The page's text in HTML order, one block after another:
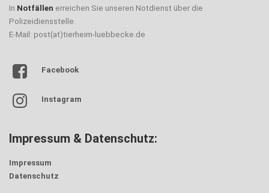
In Notfällen erreichen Sie unseren Notdienst über die
Polizeidiensstelle.
E-Mail: post(at)tierheim-luebbecke.de
Facebook
Instagram
Impressum & Datenschutz:
Impressum
Datenschutz